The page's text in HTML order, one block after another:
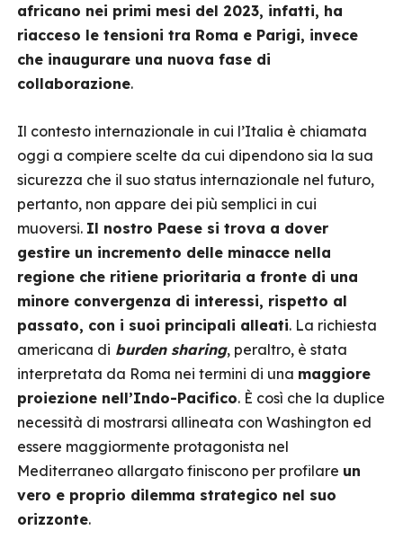
africano nei primi mesi del 2023, infatti, ha
riacceso le tensioni tra Roma e Parigi, invece
che inaugurare una nuova fase di
collaborazione.
Il contesto internazionale in cui l’Italia è chiamata
oggi a compiere scelte da cui dipendono sia la sua
sicurezza che il suo status internazionale nel futuro,
pertanto, non appare dei più semplici in cui
muoversi. Il nostro Paese si trova a dover
gestire un incremento delle minacce nella
regione che ritiene prioritaria a fronte di una
minore convergenza di interessi, rispetto al
passato, con i suoi principali alleati. La richiesta
americana di burden sharing, peraltro, è stata
interpretata da Roma nei termini di una maggiore
proiezione nell’Indo-Pacifico. È così che la duplice
necessità di mostrarsi allineata con Washington ed
essere maggiormente protagonista nel
Mediterraneo allargato finiscono per profilare un
vero e proprio dilemma strategico nel suo
orizzonte.